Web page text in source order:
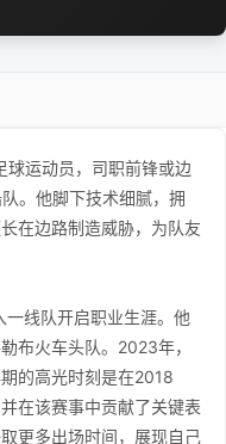
球运动员，司职前锋或边
。他脚下技术细腻，拥
在边路制造威胁，为队友
线队开启职业生涯。他
布火车头队。2023年，
的高光时刻是在2018
在该赛事中贡献了关键表
更多出场时间，展现自己